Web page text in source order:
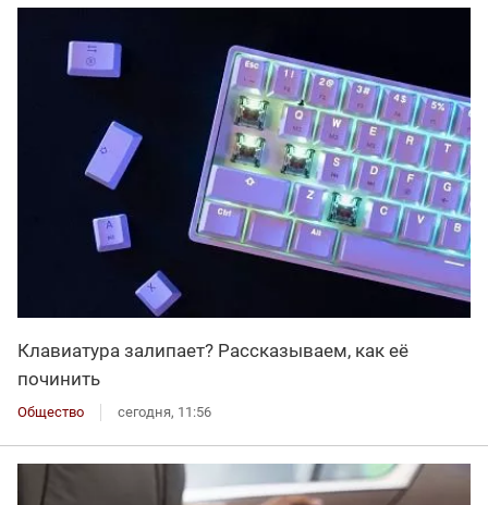
Клавиатура залипает? Рассказываем, как её
починить
Общество сегодня, 11:56